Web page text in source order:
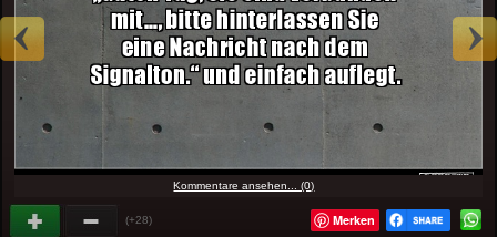
Kommentare ansehen... (0)
(+28) Merken